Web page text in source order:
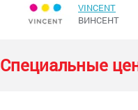
VINCENT
ВИНСЕНТ
Специальные